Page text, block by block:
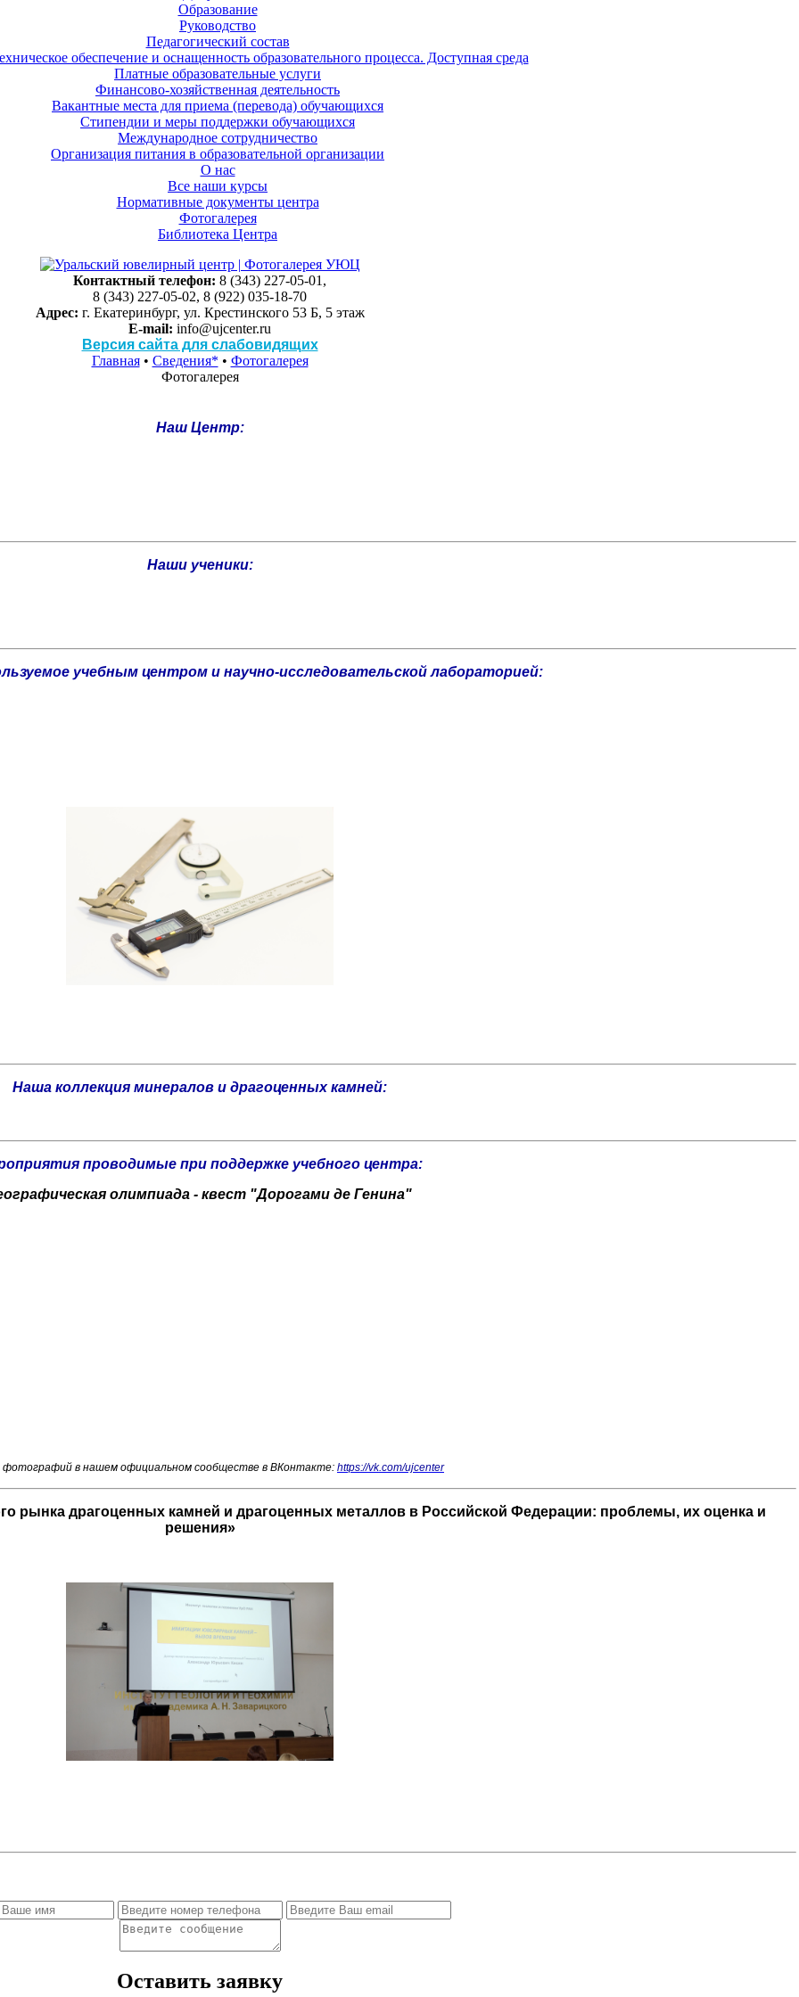
Образование
Руководство
Педагогический состав
обеспечение и оснащенность образовательного процесса. Доступная среда
Платные образовательные услуги
Финансово-хозяйственная деятельность
Вакантные места для приема (перевода) обучающихся
Стипендии и меры поддержки обучающихся
Международное сотрудничество
Организация питания в образовательной организации
О нас
Все наши курсы
Нормативные документы центра
Фотогалерея
Библиотека Центра
Контактный телефон: 8 (343) 227-05-01,
8 (343) 227-05-02, 8 (922) 035-18-70
Адрес: г. Екатеринбург, ул. Крестинского 53 Б, 5 этаж
E-mail: info@ujcenter.ru
Версия сайта для слабовидящих
Главная• Сведения* • Фотогалерея
Фотогалерея
Наш Центр:
Наши ученики:
учебным центром и научно-исследовательской лабораторией:
Наша коллекция минералов и драгоценных камней:
проводимые при поддержке учебного центра:
олимпиада - квест "Дорогами де Генина"
в нашем официальном сообществе в ВКонтакте: https://vk.com/ujcenter
драгоценных камней и драгоценных металлов в Российской Федерации: проблемы, их оценка и
решения»
Оставить заявку